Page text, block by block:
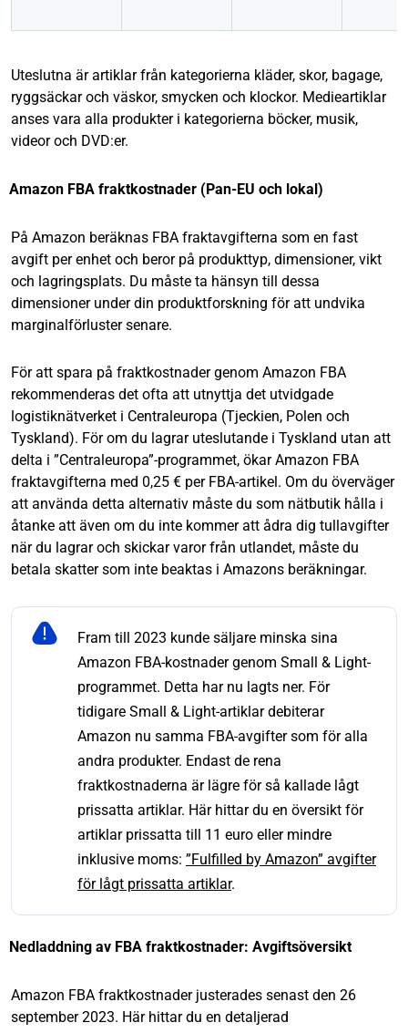
Uteslutna är artiklar från kategorierna kläder, skor, bagage,
ryggsäckar och väskor, smycken och klockor. Medieartiklar
anses vara alla produkter i kategorierna böcker, musik,
videor och DVD:er.
Amazon FBA fraktkostnader (Pan-EU och lokal)
På Amazon beräknas FBA fraktavgifterna som en fast
avgift per enhet och beror på produkttyp, dimensioner, vikt
och lagringsplats. Du måste ta hänsyn till dessa
dimensioner under din produktforskning för att undvika
marginalförluster senare.
För att spara på fraktkostnader genom Amazon FBA
rekommenderas det ofta att utnyttja det utvidgade
logistiknätverket i Centraleuropa (Tjeckien, Polen och
Tyskland). För om du lagrar uteslutande i Tyskland utan att
delta i ”Centraleuropa”-programmet, ökar Amazon FBA
fraktavgifterna med 0,25 € per FBA-artikel. Om du överväger
att använda detta alternativ måste du som nätbutik hålla i
åtanke att även om du inte kommer att ådra dig tullavgifter
när du lagrar och skickar varor från utlandet, måste du
betala skatter som inte beaktas i Amazons beräkningar.
Fram till 2023 kunde säljare minska sina
Amazon FBA-kostnader genom Small & Light-
programmet. Detta har nu lagts ner. För
tidigare Small & Light-artiklar debiterar
Amazon nu samma FBA-avgifter som för alla
andra produkter. Endast de rena
fraktkostnaderna är lägre för så kallade lågt
prissatta artiklar. Här hittar du en översikt för
artiklar prissatta till 11 euro eller mindre
inklusive moms: ”Fulfilled by Amazon” avgifter
för lågt prissatta artiklar.
Nedladdning av FBA fraktkostnader: Avgiftsöversikt
Amazon FBA fraktkostnader justerades senast den 26
september 2023. Här hittar du en detaljerad